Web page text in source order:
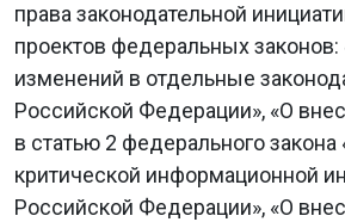
права законодательной
проектов федеральных законов:
изменений в отдельные
Российской Федерации», «О
в статью 2 федерального закона
критической информационной
Российской Федерации», «О